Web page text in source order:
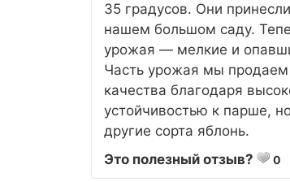
35 градусов. Они
нашем большом саду.
урожая — мелкие и
Часть урожая мы продаем
качества благодаря
устойчивостью к парше,
другие сорта яблонь.
Это полезный отзыв?
0